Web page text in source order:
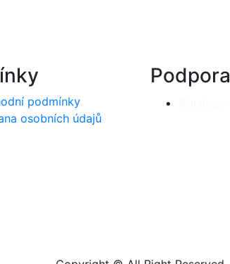
podmínky
osobních údajů
Podpora